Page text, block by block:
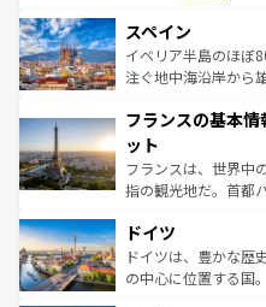
ろん、トスカーナの
景など、自然景観も
ピザやパスタなど、
ませてくれるイタリ
なお、新着のイタリ
しい。
スペイン
イベリア半島のほぼ
注ぐ地中海沿岸から
文化が根付くこの国
れる闘牛、そして美
る。首都マドリード
アートに溢れた街角
せる。地方によって
ンテンツ一覧を参照
フランスの基本
ット
フランスは、世界中
指の観光地だ。首都
で、幅広い魅力が詰
聖堂、美しいビーチ
から魅了する。また
ドイツ
ドイツは、豊かな歴
の中心に位置する国